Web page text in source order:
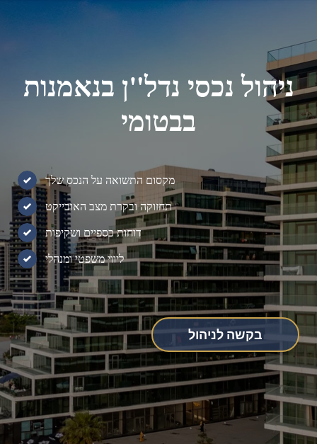
ניהול נכסי נדל"ן בנאמנות
בבטומי
מקסום התשואה על הנכס שלך
תחזוקה ובקרת מצב האובייקט
דוחות כספיים ושקיפות
ליווי משפטי ומנהלי
בקשה לניהול